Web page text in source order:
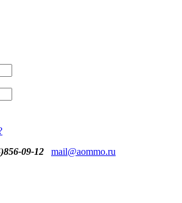
09-12
mail@aommo.ru